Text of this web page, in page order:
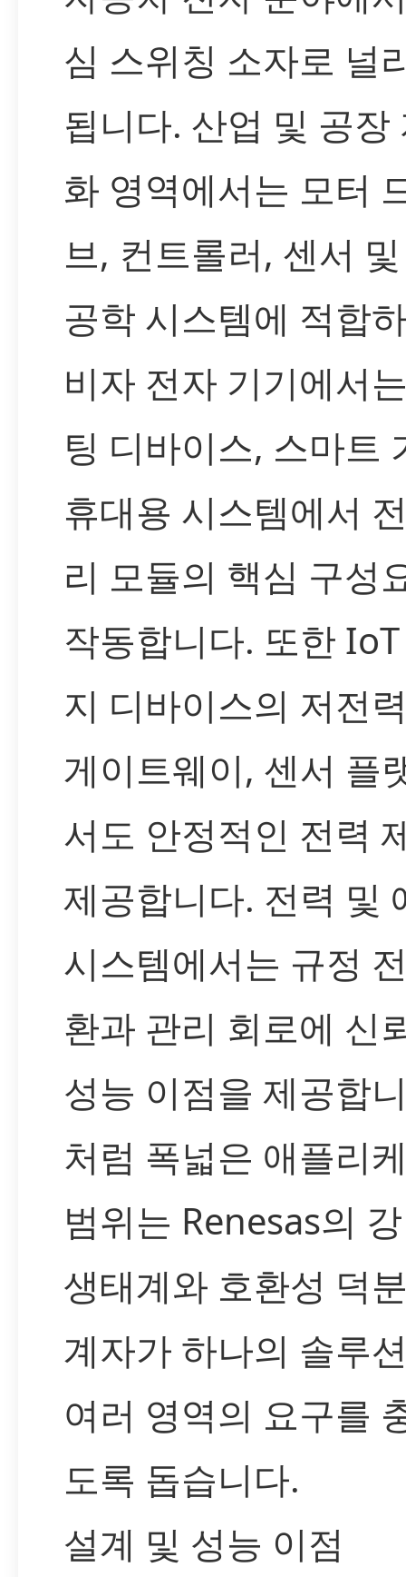
심 스위칭 소자로 널
됩니다. 산업 및 공장
화 영역에서는 모터
브, 컨트롤러, 센서
공학 시스템에 적합
비자 전자 기기에서
팅 디바이스, 스마트
휴대용 시스템에서
리 모듈의 핵심 구성
작동합니다. 또한
지 디바이스의 저전
게이트웨이, 센서 플
서도 안정적인 전력
제공합니다. 전력 및
시스템에서는 규정
환과 관리 회로에 신
성능 이점을 제공합
처럼 폭넓은 애플리
범위는 Renesas의
생태계와 호환성 덕
계자가 하나의 솔루
여러 영역의 요구를
도록 돕습니다.
설계 및 성능 이점